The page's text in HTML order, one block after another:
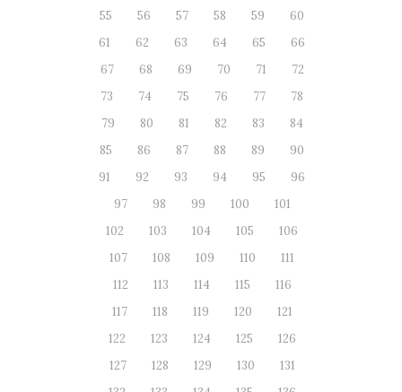
55
56 57 58 59
60
61
62 63 64 65
66
67
68 69 70 71
72
73
74 75 76 77
78
79
80 81 82 83
84
85
86 87 88 89
90
91
92 93 94 95
96
97
98 99 100
101
102
103 104 105
106
107
108 109 110
111
112
113 114 115
116
117
118 119 120
121
122
123 124 125
126
127
128 129 130
131